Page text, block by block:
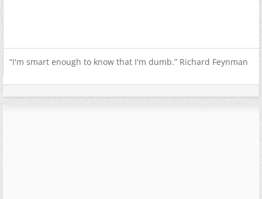
“I'm smart enough to know that I'm dumb.” Richard Feynman